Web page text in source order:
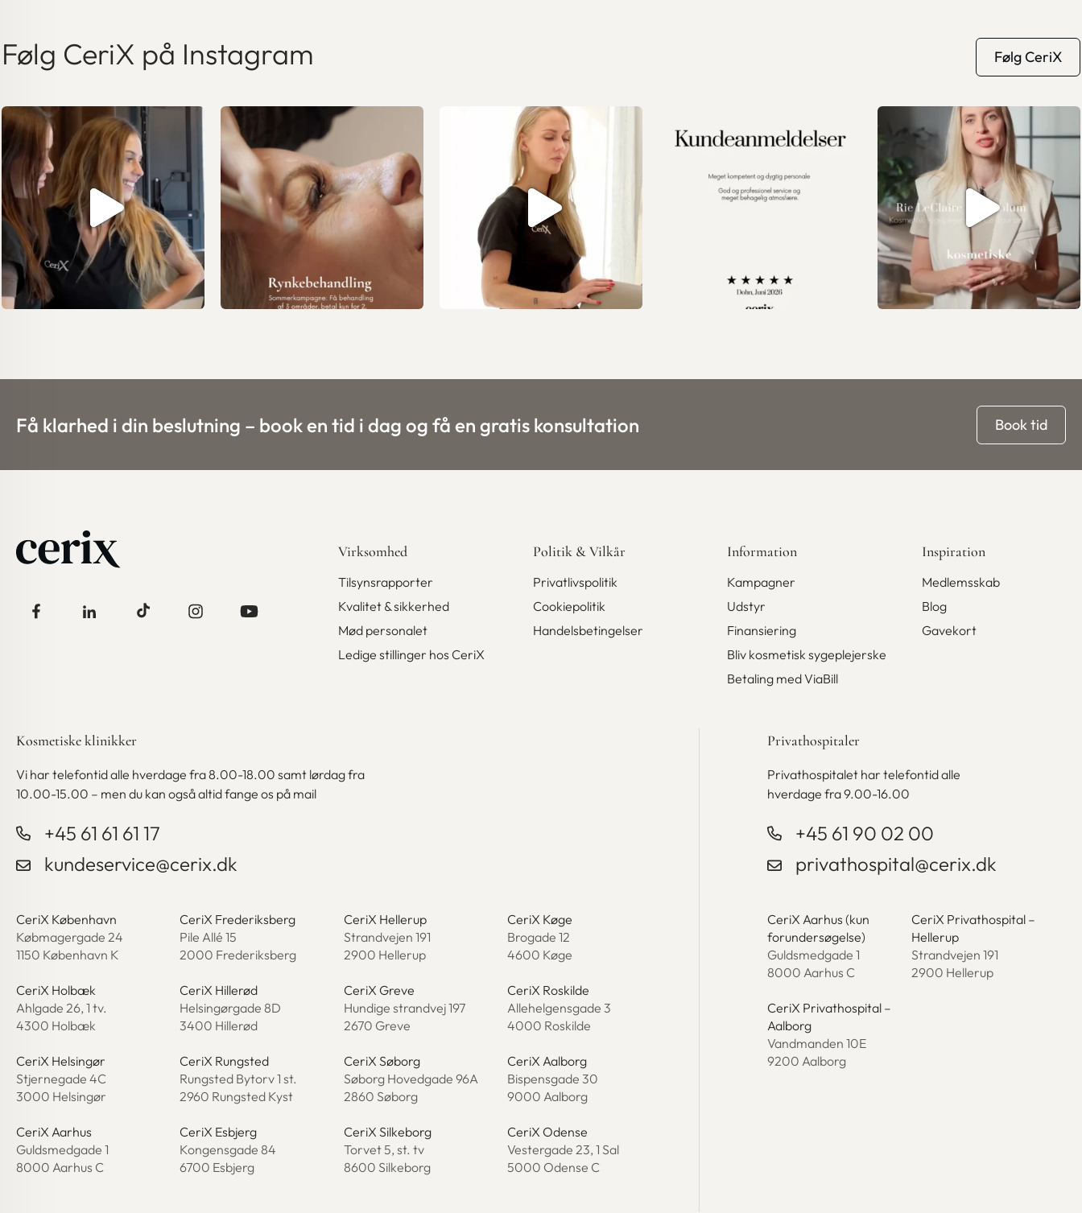
Følg CeriX
Følg CeriX på Instagram
Få klarhed i din beslutning – book en tid i dag og få en gratis konsultation Book tid
Virksomhed
Tilsynsrapporter
Kvalitet & sikkerhed
Mød personalet
Ledige stillinger hos CeriX
Politik & Vilkår
Privatlivspolitik
Cookiepolitik
Handelsbetingelser
Information
Kampagner
Udstyr
Finansiering
Bliv kosmetisk sygeplejerske
Betaling med ViaBill
Inspiration
Medlemsskab
Blog
Gavekort
Kosmetiske klinikker
Vi har telefontid alle hverdage fra 8.00-18.00 samt lørdag fra
10.00-15.00 – men du kan også altid fange os på mail
+45 61 61 61 17
kundeservice@cerix.dk
CeriX København
Købmagergade 24
1150 København K
CeriX Frederiksberg
Pile Allé 15
2000 Frederiksberg
CeriX Hellerup
Strandvejen 191
2900 Hellerup
CeriX Køge
Brogade 12
4600 Køge
CeriX Holbæk
Ahlgade 26, 1 tv.
4300 Holbæk
CeriX Hillerød
Helsingørgade 8D
3400 Hillerød
CeriX Greve
Hundige strandvej 197
2670 Greve
CeriX Roskilde
Allehelgensgade 3
4000 Roskilde
CeriX Helsingør
Stjernegade 4C
3000 Helsingør
CeriX Rungsted
Rungsted Bytorv 1 st.
2960 Rungsted Kyst
CeriX Søborg
Søborg Hovedgade 96A
2860 Søborg
CeriX Aalborg
Bispensgade 30
9000 Aalborg
CeriX Aarhus
Guldsmedgade 1
8000 Aarhus C
CeriX Esbjerg
Kongensgade 84
6700 Esbjerg
CeriX Silkeborg
Torvet 5, st. tv
8600 Silkeborg
CeriX Odense
Vestergade 23, 1 Sal
5000 Odense C
Privathospitaler
Privathospitalet har telefontid alle
hverdage fra 9.00-16.00
+45 61 90 02 00
privathospital@cerix.dk
CeriX Aarhus (kun
forundersøgelse)
Guldsmedgade 1
8000 Aarhus C
CeriX Privathospital –
Hellerup
Strandvejen 191
2900 Hellerup
CeriX Privathospital –
Aalborg
Vandmanden 10E
9200 Aalborg